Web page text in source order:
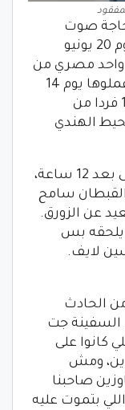
صوت
وصورة والمركب بتدخل. مياه، وفي يوم 20 يونيو
واحد مصري من
الإسكندرية من. كتر المشاكل اللي عملوها يوم 14
يوليو، وغرقت المركب. وعلى متنها 12 فردا من
الهندي
واصل: “أقرب سفينة ليهم. كانت على بعد 12 ساعة،
سامح
عن الزورق.
يلحقه بس
لايف.
10 ساعات. من الحادث
السفينة جت
من الـ12 فرد. اللي كانوا على
ومش
صاحبنا
بتموت عليه